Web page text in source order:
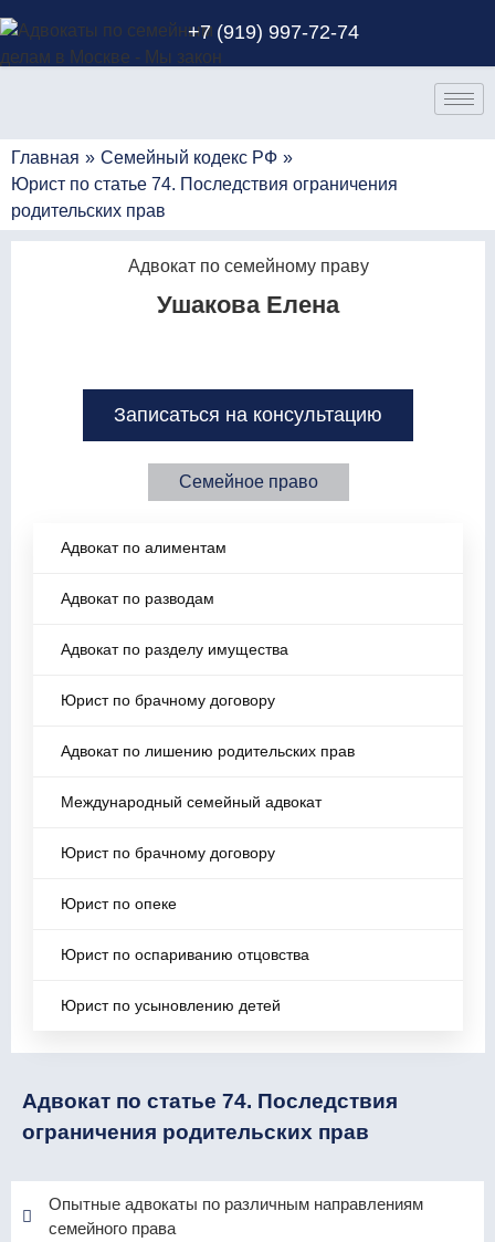
+7 (919) 997-72-74
Главная » Семейный кодекс РФ »
Юрист по статье 74. Последствия ограничения
родительских прав
Адвокат по семейному праву
Ушакова Елена
Записаться на консультацию
Семейное право
Адвокат по алиментам
Адвокат по разводам
Адвокат по разделу имущества
Юрист по брачному договору
Адвокат по лишению родительских прав
Международный семейный адвокат
Юрист по брачному договору
Юрист по опеке
Юрист по оспариванию отцовства
Юрист по усыновлению детей
Адвокат по статье 74. Последствия
ограничения родительских прав
Опытные адвокаты по различным направлениям
семейного права